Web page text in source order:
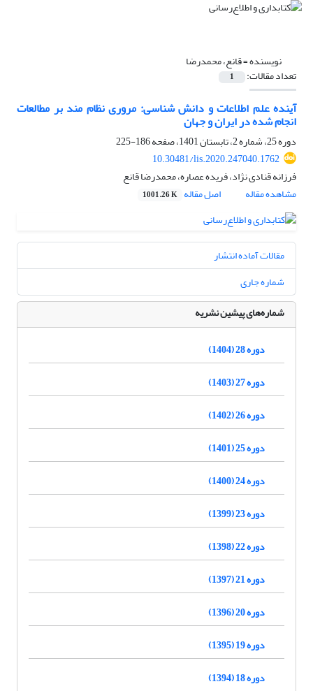
نویسنده =قانع، محمدرضا
تعداد مقالات: 1
آینده علم اطلاعات و دانش شناسی: مروری نظام مند بر مطالعات
انجام شده در ایران و جهان
دوره 25، شماره 2، تابستان 1401، صفحه
186-225
10.30481/lis.2020.247040.1762
فرزانه قنادی نژاد، فریده عصاره، محمدرضا قانع
مشاهده مقاله
اصل مقاله 1001.26 K
مقالات آماده انتشار
شماره جاری
شماره‌های پیشین نشریه
دوره 28 (1404)
دوره 27 (1403)
دوره 26 (1402)
دوره 25 (1401)
دوره 24 (1400)
دوره 23 (1399)
دوره 22 (1398)
دوره 21 (1397)
دوره 20 (1396)
دوره 19 (1395)
دوره 18 (1394)